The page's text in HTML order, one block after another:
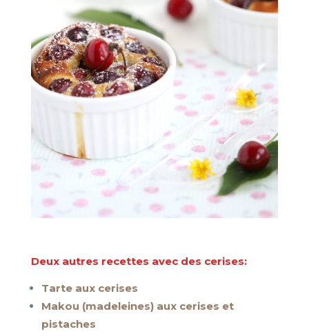
Deux autres recettes avec des cerises:
Tarte aux cerises
Makou (madeleines) aux cerises et
pistaches